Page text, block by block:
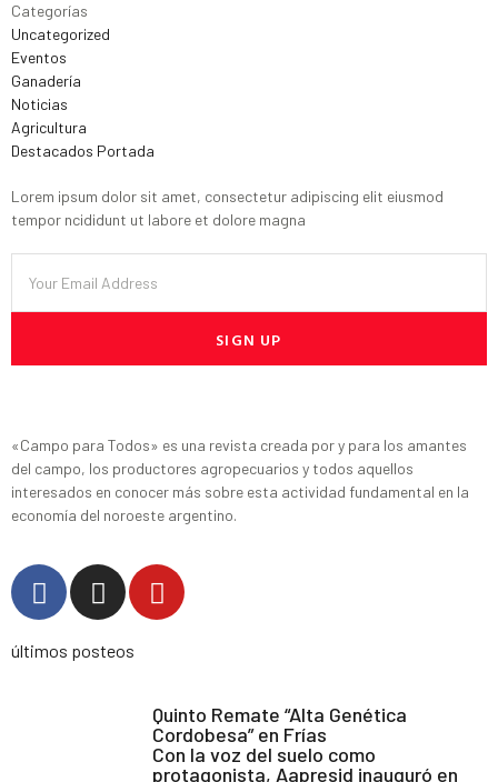
Categorías
Uncategorized
Eventos
Ganadería
Noticias
Agricultura
Destacados Portada
Lorem ipsum dolor sit amet, consectetur adipiscing elit eiusmod
tempor ncididunt ut labore et dolore magna
SIGN UP
«Campo para Todos» es una revista creada por y para los amantes
del campo, los productores agropecuarios y todos aquellos
interesados en conocer más sobre esta actividad fundamental en la
economía del noroeste argentino.
últimos posteos
Quinto Remate “Alta Genética
Cordobesa” en Frías
Con la voz del suelo como
protagonista, Aapresid inauguró en